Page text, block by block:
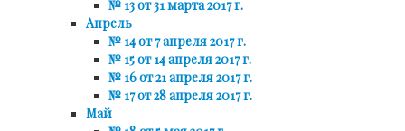
№ 13 от 31 марта 2017 г.
Апрель
№ 14 от 7 апреля 2017 г.
№ 15 от 14 апреля 2017 г.
№ 16 от 21 апреля 2017 г.
№ 17 от 28 апреля 2017 г.
Май